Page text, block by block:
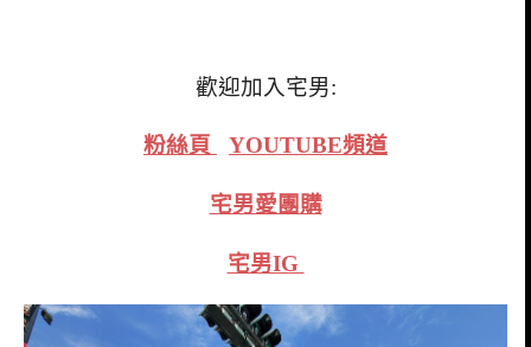
歡迎加入宅男:
粉絲頁 YOUTUBE頻道
宅男愛團購
宅男IG